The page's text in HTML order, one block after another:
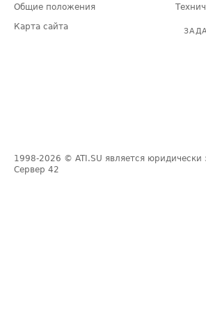
Общие положения
Карта сайта
1998-2026 © ATI.SU является юридически
Сервер 42